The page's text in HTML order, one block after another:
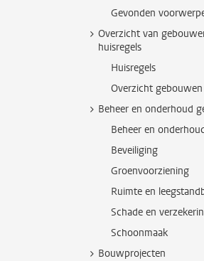
Gevonden
Overzicht van
huisregels
Huisregels
Overzicht gebouwen
Beheer en onderhoud
Beheer en
Beveiliging
Groenvoorziening
Ruimte en
Schade en
Schoonmaak
Bouwprojecten